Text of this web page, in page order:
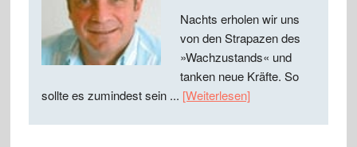
Nachts erholen wir uns
von den Strapazen des
»Wachzustands« und
tanken neue Kräfte. So
sollte es zumindest sein ... [Weiterlesen]